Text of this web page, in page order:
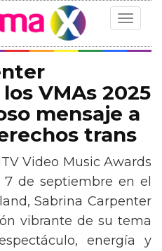
Toggle
VMAs 2025
mensaje a
trans
Video Music Awards
de septiembre en el
Sabrina Carpenter
vibrante de su tema
energía y